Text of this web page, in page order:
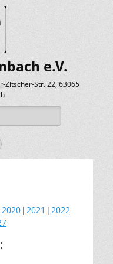
e.V.
Zitscher-Str. 22, 63065
2020 2021
2022